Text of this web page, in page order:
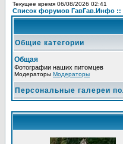
Текущее время 06/08/2026 02:41
Список форумов ГавГав.Инфо
Общие категории
Общая
Фотографии наших питомцев
Модераторы Модераторы
Персональные галереи